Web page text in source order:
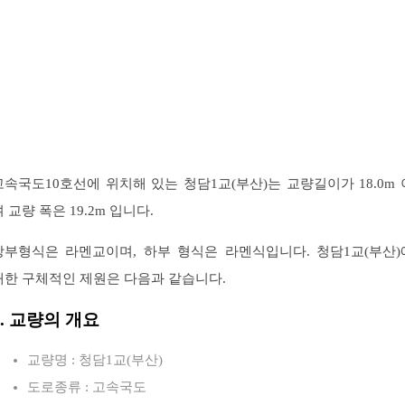
속국도10호선에 위치해 있는 청담1교(부산)는 교량길이가 18.0m
교량 폭은 19.2m 입니다.
부형식은 라멘교이며, 하부 형식은 라멘식입니다. 청담1교(부산)
한 구체적인 제원은 다음과 같습니다.
교량의 개요
교량명 : 청담1교(부산)
도로종류 : 고속국도